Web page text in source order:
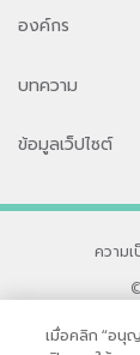
องค์กร
บทความ
ข้อมูลเว็ปไซต์
ความ
เมื่อคลิก “อนุ